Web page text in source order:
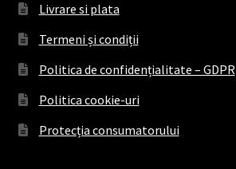
Livrare si plata
Termeni și condiții
Politica de confidențialitate – GDPR
Politica cookie-uri
Protecția consumatorului